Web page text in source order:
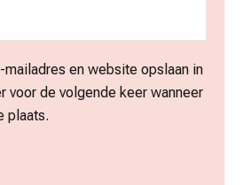
mailadres en website opslaan in
voor de volgende keer wanneer
plaats.